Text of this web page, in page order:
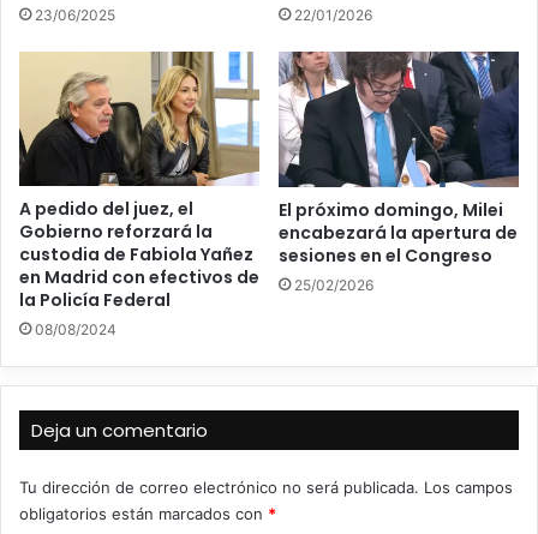
23/06/2025 22/01/2026
A pedido del juez, el
Gobierno reforzará la
custodia de Fabiola Yañez
en Madrid con efectivos de
la Policía Federal
08/08/2024
El próximo domingo, Milei
encabezará la apertura de
sesiones en el Congreso
25/02/2026
Deja un comentario
Tu dirección de correo electrónico no será publicada. Los campos
obligatorios están marcados con *